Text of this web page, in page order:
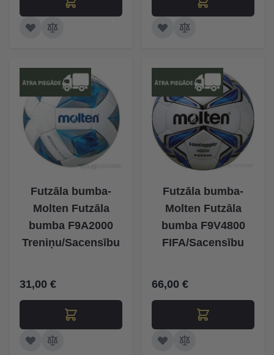
Futzāla bumba-
Molten Futzāla
bumba F9A2000
Treniņu/Sacensību
31,00 €
Futzāla bumba-
Molten Futzāla
bumba F9V4800
FIFA/Sacensību
66,00 €